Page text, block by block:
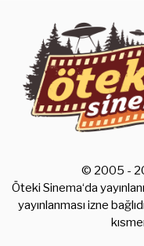
© 2005 -
Öteki Sinema‘da
yayınlanması izne